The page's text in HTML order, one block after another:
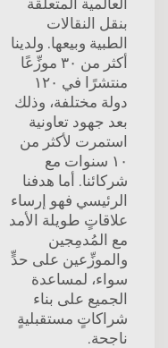
بنقل النقالات
الطبية وبيعها. ولدينا
أكثر من ٣٠ موزِّعًا
منتشرًا في ١٢٠
دولة مختلفة، وذلك
بعد جهود تعاونية
استمرت لأكثر من
١٠ سنوات مع
شركائنا. أما هدفنا
الرئيسي فهو إرساء
علاقاتٍ طويلة الأمد
مع المُدمِجين
والموزِّعين على حدٍّ
سواء، لمساعدة
الجميع على بناء
شراكاتٍ مستقبليةٍ
ناجحة.